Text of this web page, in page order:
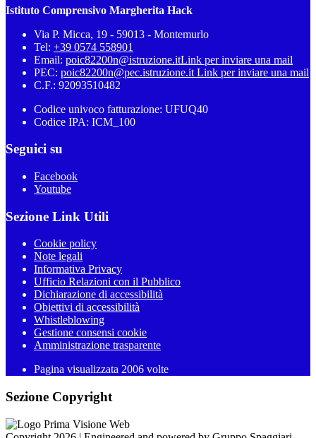
Istituto Comprensivo Margherita Hack
Via P. Micca, 19 - 59013 - Montemurlo
Tel: +39 0574 558901
Email: poic82200n@istruzione.itLink per inviare una mail
PEC: poic82200n@pec.istruzione.it Link per inviare una mail
C.F.: 92093510482
Codice univoco fatturazione: UFUQ40
Codice IPA: ICM_100
Seguici su
Facebook
Youtube
Sezione Link Utili
Cookie policy
Note legali
Informativa Privacy
Ufficio Relazioni con il Pubblico
Dichiarazione di accessibilità
Obiettivi di accessibilità
Whistleblowing
Gestione consensi cookie
Amministrazione trasparente
Pagina visualizzata 2006 volte
Sezione Copyright